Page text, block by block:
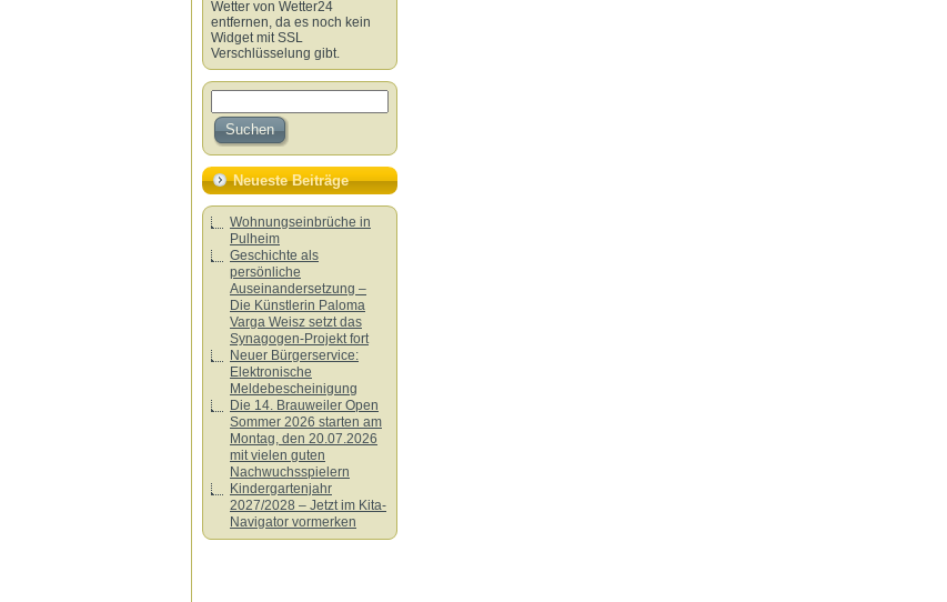
Wetter von Wetter24
entfernen, da es noch kein
Widget mit SSL
Verschlüsselung gibt.
Neueste Beiträge
Wohnungseinbrüche in
Pulheim
Geschichte als
persönliche
Auseinandersetzung –
Die Künstlerin Paloma
Varga Weisz setzt das
Synagogen-Projekt fort
Neuer Bürgerservice:
Elektronische
Meldebescheinigung
Die 14. Brauweiler Open
Sommer 2026 starten am
Montag, den 20.07.2026
mit vielen guten
Nachwuchsspielern
Kindergartenjahr
2027/2028 – Jetzt im Kita-
Navigator vormerken